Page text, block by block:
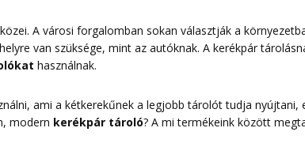
A városi forgalomban sokan választják a
van szüksége, mint az autóknak. A kerékpár
használnak.
ami a kétkerekűnek a legjobb tárolót tudja nyújtani,
modern kerékpár tároló? A mi termékeink között